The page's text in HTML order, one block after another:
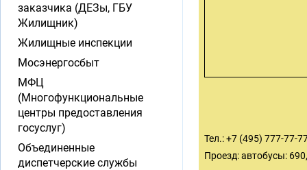
Тел.: +7 (495) 777-77-
Проезд: автобусы:
заказчика (ДЕЗы, ГБУ
Жилищник)
Жилищные инспекции
Мосэнергосбыт
МФЦ
(Многофункциональные
центры предоставления
госуслуг)
Объединенные
диспетчерские службы